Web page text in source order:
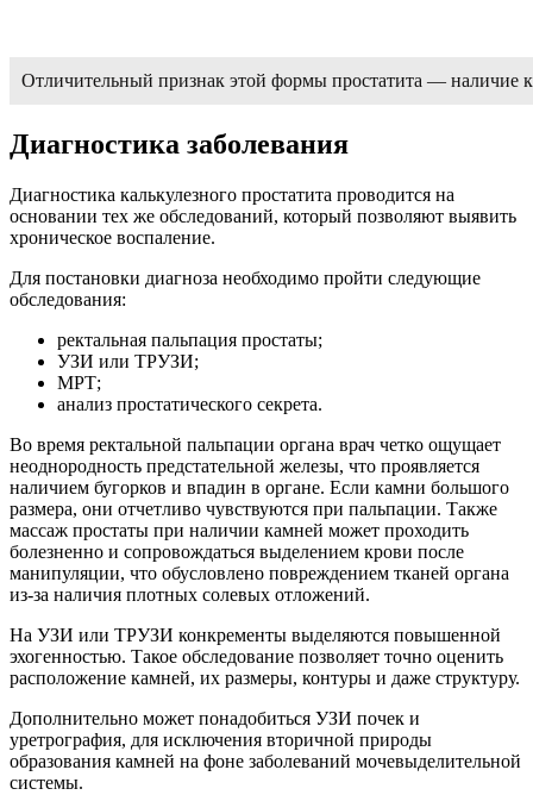
Отличительный признак этой формы простатита — наличие
Диагностика заболевания
Диагностика калькулезного простатита проводится на
основании тех же обследований, который позволяют выявить
хроническое воспаление.
Для постановки диагноза необходимо пройти следующие
обследования:
ректальная пальпация простаты;
УЗИ или ТРУЗИ;
МРТ;
анализ простатического секрета.
Во время ректальной пальпации органа врач четко ощущает
неоднородность предстательной железы, что проявляется
наличием бугорков и впадин в органе. Если камни большого
размера, они отчетливо чувствуются при пальпации. Также
массаж простаты при наличии камней может проходить
болезненно и сопровождаться выделением крови после
манипуляции, что обусловлено повреждением тканей органа
из-за наличия плотных солевых отложений.
На УЗИ или ТРУЗИ конкременты выделяются повышенной
эхогенностью. Такое обследование позволяет точно оценить
расположение камней, их размеры, контуры и даже структуру.
Дополнительно может понадобиться УЗИ почек и
уретрография, для исключения вторичной природы
образования камней на фоне заболеваний мочевыделительной
системы.